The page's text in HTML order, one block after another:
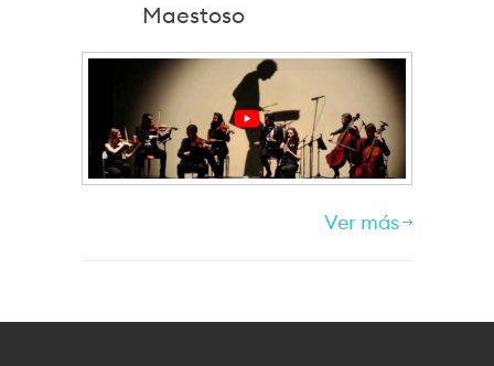
Maestoso
Ver más